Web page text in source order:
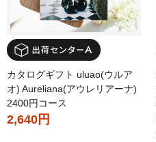
カタログギフト uluao(ウルア
オ) Aureliana(アウレリアーナ)
2400円コース
2,640円